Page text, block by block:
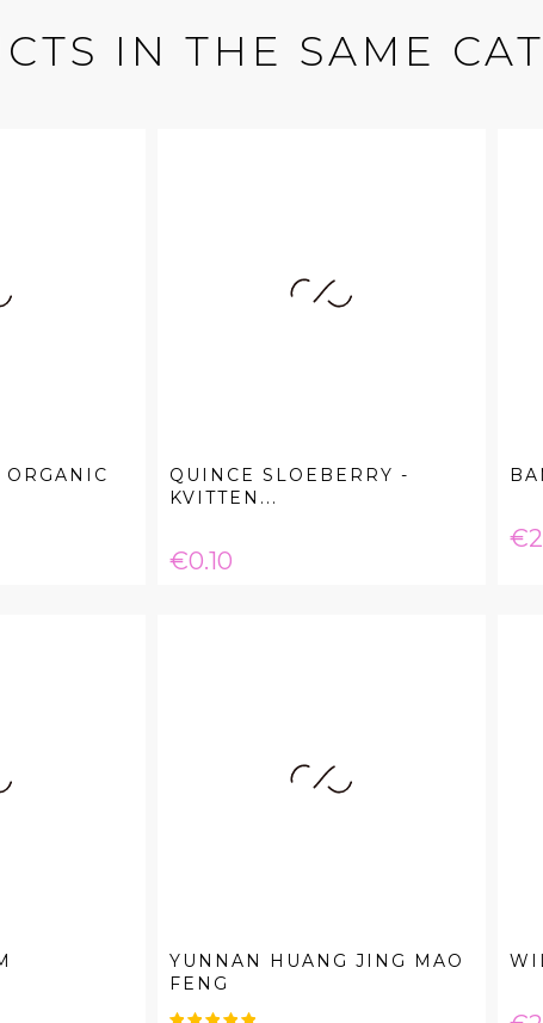
IN THE SAME
QUINCE SLOEBERRY -
KVITTEN...
Price
€0.10
YUNNAN HUANG JING MAO
FENG